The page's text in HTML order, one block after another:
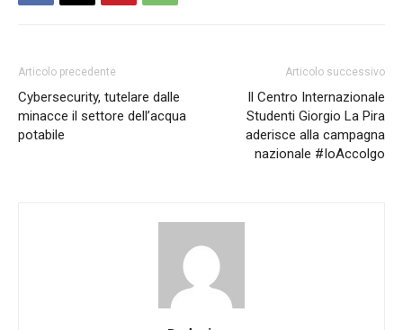
Articolo precedente
Cybersecurity, tutelare dalle
minacce il settore dell’acqua
potabile
Articolo successivo
Il Centro Internazionale
Studenti Giorgio La Pira
aderisce alla campagna
nazionale #IoAccolgo